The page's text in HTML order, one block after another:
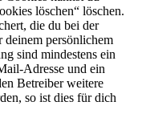
löschen“ löschen.
die du bei der
persönlichem
sind mindestens ein
Adresse und ein
Betreiber weitere
so ist dies für dich